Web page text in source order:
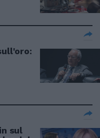
sul